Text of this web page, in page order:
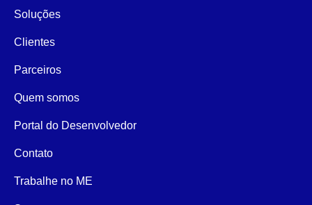
Soluções
Clientes
Parceiros
Quem somos
Portal do Desenvolvedor
Contato
Trabalhe no ME